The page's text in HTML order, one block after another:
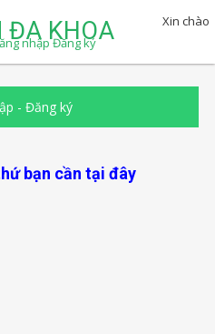
ĐA KHOA
Xin chào
nhậpĐăng ký
-Đăng ký
bạn cần tại đây